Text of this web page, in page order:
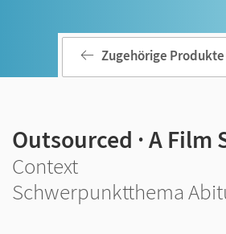
Zugehörige
Outsourced · A Film
Context
Schwerpunktthema